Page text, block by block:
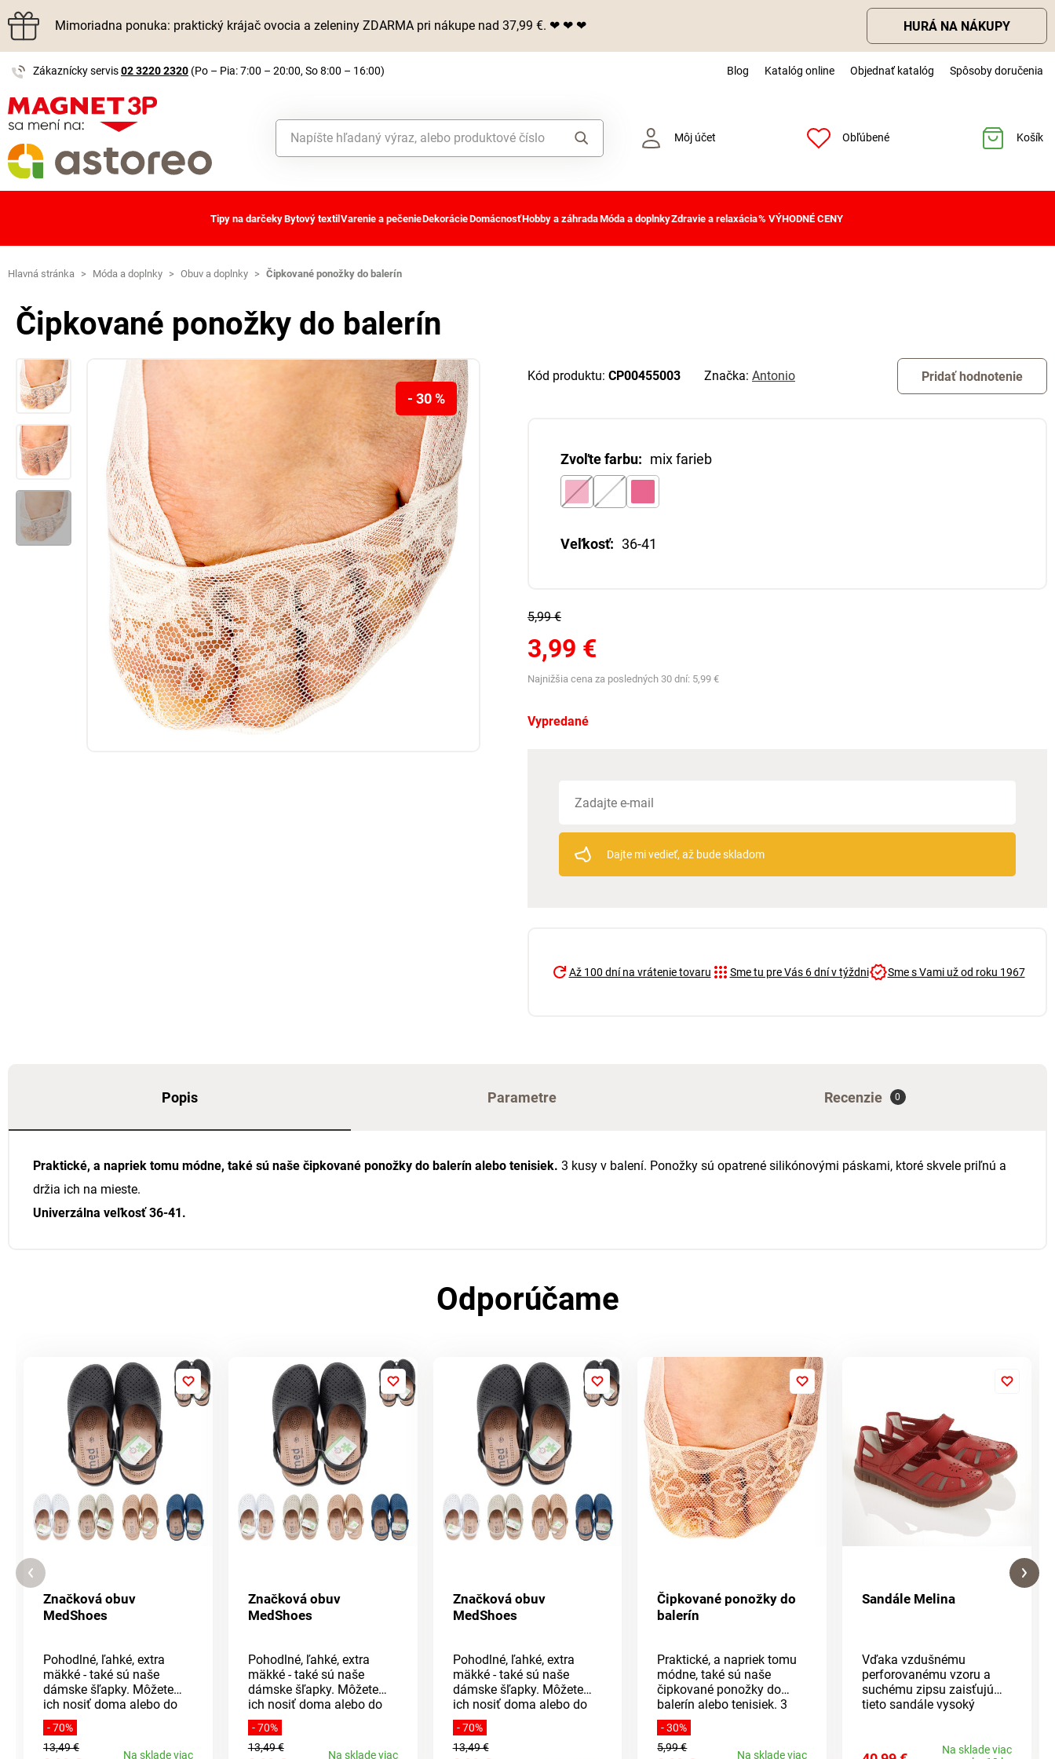
Mimoriadna ponuka: praktický krájač ovocia a zeleniny ZDARMA pri nákupe nad 37,99 €. ❤ ❤ ❤ HURÁ NA NÁKUPY
Zákaznícky servis02 3220 2320 (Po – Pia: 7:00 – 20:00, So 8:00 – 16:00) Blog Katalóg online Objednať katalóg Spôsoby doručenia
Môj účet Obľúbené Košík
Tipy na darčekyBytový textil Varenie a pečenieDekorácieDomácnosťHobby a záhradaMóda a doplnkyZdravie a relaxácia% VÝHODNÉ CENY
Hlavná stránka > Móda a doplnky > Obuv a doplnky > Čipkované ponožky do balerín
Čipkované ponožky do balerín
- 30 %
Kód produktu: CP00455003 Značka: Antonio Pridať hodnotenie
Zvoľte farbu: mix farieb
Veľkosť: 36-41
5,99 €
3,99 €
Najnižšia cena za posledných 30 dní: 5,99 €
Vypredané
Dajte mi vedieť, až bude skladom
Až 100 dní na vrátenie tovaru Sme tu pre Vás 6 dní v týždni Sme s Vami už od roku 1967
Popis Parametre Recenzie 0
Praktické, a napriek tomu módne, také sú naše čipkované ponožky do balerín alebo tenisiek. 3 kusy v balení. Ponožky sú opatrené silikónovými páskami, ktoré skvele priľnú a
držia ich na mieste.
Univerzálna veľkosť 36-41.
Odporúčame
Značková obuv
MedShoes
Pohodlné, ľahké, extra
mäkké - také sú naše
dámske šľapky. Môžete
ich nosiť doma alebo do
nich jednoducho vkĺznete
a vyjdete na záhradu.
Majú skvelé odvetrávanie
- 70%
13,49 €
Na sklade viac
Značková obuv
MedShoes
Pohodlné, ľahké, extra
mäkké - také sú naše
dámske šľapky. Môžete
ich nosiť doma alebo do
nich jednoducho vkĺznete
a vyjdete na záhradu.
Majú skvelé odvetrávanie
- 70%
13,49 €
Na sklade viac
Značková obuv
MedShoes
Pohodlné, ľahké, extra
mäkké - také sú naše
dámske šľapky. Môžete
ich nosiť doma alebo do
nich jednoducho vkĺznete
a vyjdete na záhradu.
Majú skvelé odvetrávanie
- 70%
13,49 €
Čipkované ponožky do
balerín
Praktické, a napriek tomu
módne, také sú naše
čipkované ponožky do
balerín alebo tenisiek. 3
kusy v balení. Ponožky sú
opatrené silikónovými
páskami, ktoré skvele
- 30%
5,99 €
Na sklade viac
Sandále Melina
Vďaka vzdušnému
perforovanému vzoru a
suchému zipsu zaisťujú
tieto sandále vysoký
pružnou podrážkou, ktorá
Na sklade viac